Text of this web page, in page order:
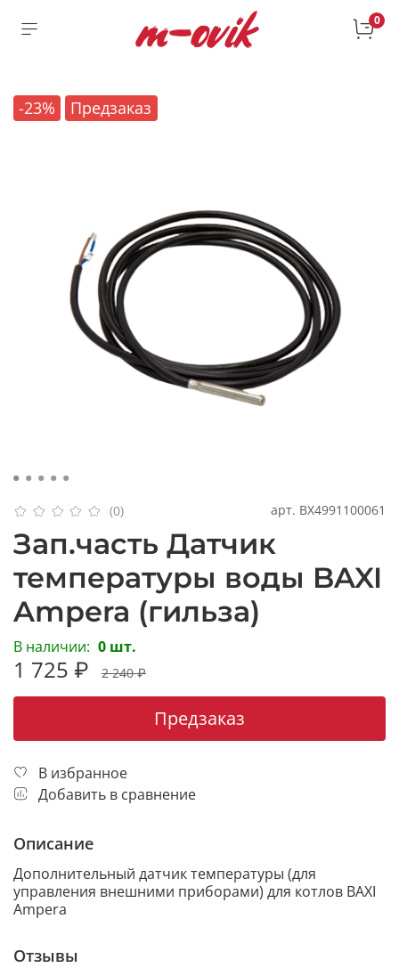
0
-23% Предзаказ
(0) арт. BX4991100061
Зап.часть Датчик
температуры воды BAXI
Ampera (гильза)
В наличии: 0 шт.
1 725 ₽ 2 240 ₽
Предзаказ
В избранное
Добавить в сравнение
Описание
Дополнительный датчик температуры (для
управления внешними приборами) для котлов BAXI
Ampera
Отзывы